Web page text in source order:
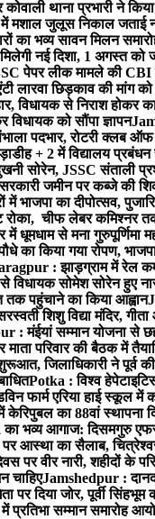
कोवाली थाना प्रभारी ने
मशाल जुलूस निकाल जताई
का भव्य सावन मिलन
नई दिशा, 1 अगस्त को
पेपर लीक मामले की CBI
लारवा छिड़काव की मांग
विधायक से निराश होकर
को सौंपा ज्ञापन
पदभार, रोटरी क्लब
+ 2 में विद्यालय
सोरेन, JSSC संताली
जमीन पर कब्जे की
भाजपा का दीपोत्सव,
रोका, चीफ लेबर कमिश्नर
में धूमधाम से मना गुरुपूर्णिमा
किया गया रोपण,
: झाड़ग्राम में रेल
विधायक सोमेश सोरेन हुए
तक पहुंचाने का किया आह्वान
शिशु विद्या मंदिर,
: मंईयां सम्मान योजना से
परिवार की बैठक में
जिलाधिकारी ने पूर्व
Potka : विश्व
फार्म एरिया हाई स्कूल में
का 88वां स्थापना
भव्य आगाज: दिसमगुरु
आस्था का सैलाब,
वीर नारी, शहीदों के
चाहिएJamshedpur :
दिया जोर, पूर्वी सिंहभूम
सम्मान समारोह